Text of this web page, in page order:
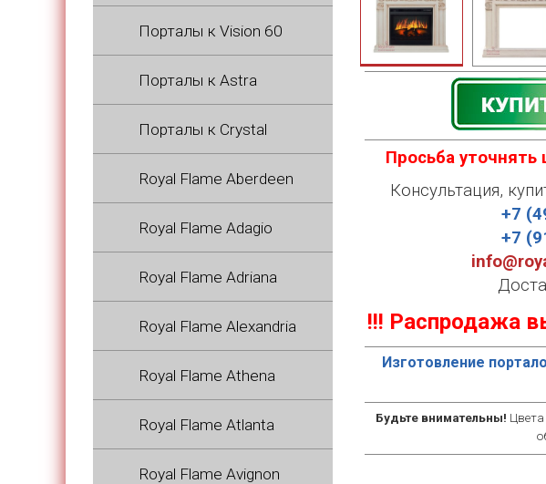
Просьба
Консультация,
+7
+7
!!! Распродажа
Изготовление
Будьте внимательны! Цвета
Порталы к Vision 60
Порталы к Astra
Порталы к Crystal
Royal Flame Aberdeen
Royal Flame Adagio
Royal Flame Adriana
Royal Flame Alexandria
Royal Flame Athena
Royal Flame Atlanta
Royal Flame Avignon